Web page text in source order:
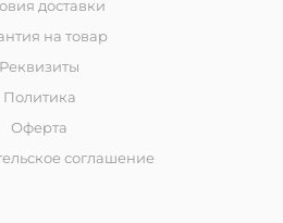
доставки
на товар
Реквизиты
Политика
Оферта
соглашение